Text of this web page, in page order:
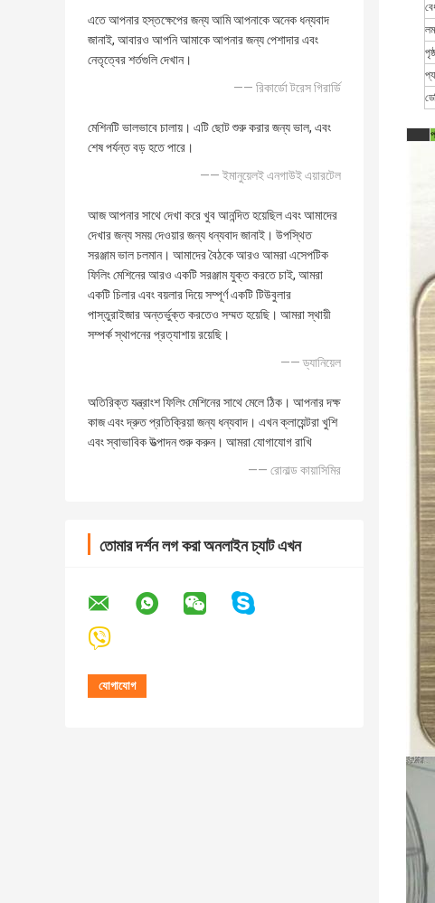
এতে আপনার হস্তক্ষেপের জন্য আমি আপনাকে অনেক ধন্যবাদ
জানাই, আবারও আপনি আমাকে আপনার জন্য পেশাদার এবং
নেতৃত্বের শর্তগুলি দেখান।
—— রিকার্ডো টরেস গিরার্ডি
মেশিনটি ভালভাবে চালায়। এটি ছোট শুরু করার জন্য ভাল, এবং
শেষ পর্যন্ত বড় হতে পারে।
—— ইমানুয়েলই এনগাউই এয়ারটেল
আজ আপনার সাথে দেখা করে খুব আনন্দিত হয়েছিল এবং আমাদের
দেখার জন্য সময় দেওয়ার জন্য ধন্যবাদ জানাই। উপস্থিত
সরঞ্জাম ভাল চলমান। আমাদের বৈঠকে আরও আমরা এসেপটিক
ফিলিং মেশিনের আরও একটি সরঞ্জাম যুক্ত করতে চাই, আমরা
একটি চিলার এবং বয়লার দিয়ে সম্পূর্ণ একটি টিউবুলার
পাস্তুরাইজার অন্তর্ভুক্ত করতেও সম্মত হয়েছি। আমরা স্থায়ী
সম্পর্ক স্থাপনের প্রত্যাশায় রয়েছি।
—— ড্যানিয়েল
অতিরিক্ত যন্ত্রাংশ ফিলিং মেশিনের সাথে মেলে ঠিক। আপনার দক্ষ
কাজ এবং দ্রুত প্রতিক্রিয়া জন্য ধন্যবাদ। এখন ক্লায়েন্টরা খুশি
এবং স্বাভাবিক উত্পাদন শুরু করুন। আমরা যোগাযোগ রাখি
—— রোনাল্ড কায়াসিমির
তোমার দর্শন লগ করা অনলাইন চ্যাট এখন